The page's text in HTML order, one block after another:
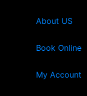
About US
Book Online
My Account